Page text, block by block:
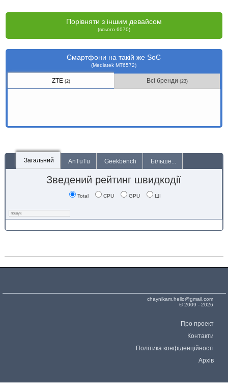
Порівняти з іншим девайсом
(всього 6070)
Смартфони на такій же SoC
(Mediatek MT6572)
ZTE(2) Всі бренди(23)
Загальний AnTuTu Geekbench Більше...
Зведений рейтинг швидкодії
Total CPU GPU ШІ
chaynikam.hello@gmail.com
© 2009 - 2026
Про проект
Контакти
Політика конфіденційності
Архів